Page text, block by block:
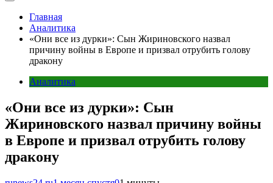
Главная
Аналитика
«Они все из дурки»: Сын Жириновского назвал
причину войны в Европе и призвал отрубить голову
дракону
Аналитика
«Они все из дурки»: Сын
Жириновского назвал причину войны
в Европе и призвал отрубить голову
дракону